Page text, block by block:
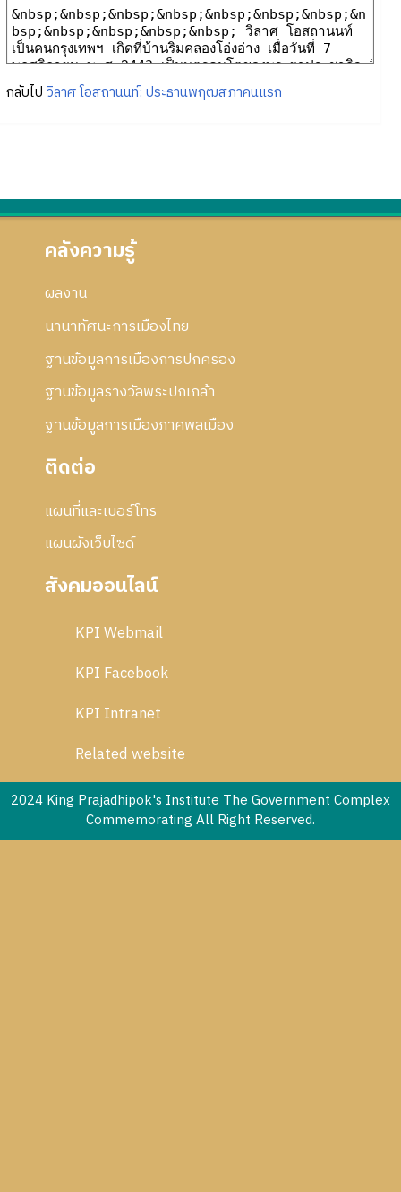
กลับไป วิลาศ โอสถานนท์: ประธานพฤฒสภาคนแรก
คลังความรู้
ผลงาน
นานาทัศนะการเมืองไทย
ฐานข้อมูลการเมืองการปกครอง
ฐานข้อมูลรางวัลพระปกเกล้า
ฐานข้อมูลการเมืองภาคพลเมือง
ติดต่อ
แผนที่และเบอร์โทร
แผนผังเว็บไซด์
สังคมออนไลน์
KPI Webmail
KPI Facebook
KPI Intranet
Related website
2024 King Prajadhipok's Institute The Government Complex
Commemorating All Right Reserved.